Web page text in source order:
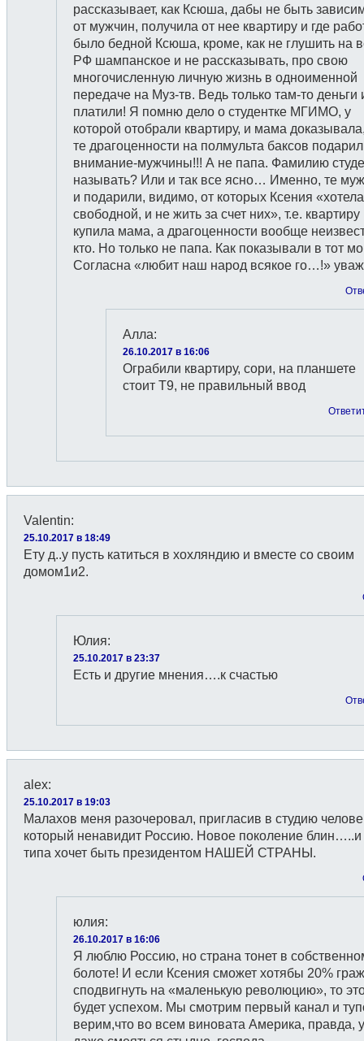
рассказывает, как Ксюша, дабы не быть
от мужчин, получила от нее квартиру и где
было бедной Ксюша, кроме, как не глушить на
РФ шампанское и не рассказывать, про свою
многочисленную личную жизнь в одноименной
передаче на Муз-тв. Ведь только там-то деньги
платили! Я помню дело о студентке МГИМО, у
которой отобрали квартиру, и мама
те драгоценности на полмульта баксов
внимание-мужчины!!! А не папа. Фамилию
называть? Или и так все ясно… Именно, те
и подарили, видимо, от которых Ксения
свободной, и не жить за счет них», т.е. квартиру
купила мама, а драгоценности вообще
кто. Но только не папа. Как показывали в тот
Согласна «любит наш народ всякое го…!»
Алла:
26.10.2017 в 16:06
Ограбили квартиру, сори, на планшете
стоит Т9, не правильный ввод
Valentin:
25.10.2017 в 18:49
Ету д..у пусть катиться в хохляндию и вместе со своим
домом1и2.
Юлия:
25.10.2017 в 23:37
Есть и другие мнения….к счастью
alex:
25.10.2017 в 19:03
Малахов меня разочеровал, пригласив в студию
который ненавидит Россию. Новое поколение блин…..и
типа хочет быть президентом НАШЕЙ СТРАНЫ.
юлия:
26.10.2017 в 16:06
Я люблю Россию, но страна тонет в
болоте! И если Ксения сможет хотябы 20%
сподвигнуть на «маленькую революцию», то
будет успехом. Мы смотрим первый канал и
верим,что во всем виновата Америка, правда,